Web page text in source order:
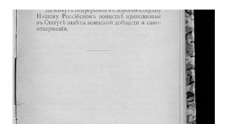
Императором в Царском Селе (в Александровском дворце)
12 ноября 1914 г. Получил также золотые часы с
Государственным гербом и цепочкой. 25.02.1915 при д.
Березины, получив ранение, был эвакуирован в госпиталь и
больше в полк не возвращался. Произведен в прапорщики.
На август 1916 года находился в 188-м пех. запасном
полку. Имеет кресты 2 ст. No 446, 3 ст. № 17033 и 4 ст. №
121138 за Русско-Японскую войну. [II-452] Знаменщик